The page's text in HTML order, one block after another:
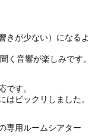
きが少ない） になるよ
く 音響が楽しみです。
です。
はビックリしました。
専用ルームシアター